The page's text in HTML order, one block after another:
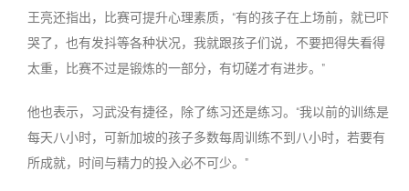
王亮还指出，比赛可提升心理素质，“有的孩子在上场前，就已吓
哭了，也有发抖等各种状况，我就跟孩子们说，不要把得失看得
太重，比赛不过是锻炼的一部分，有切磋才有进步。”
他也表示，习武没有捷径，除了练习还是练习。“我以前的训练是
每天八小时，可新加坡的孩子多数每周训练不到八小时，若要有
所成就，时间与精力的投入必不可少。”